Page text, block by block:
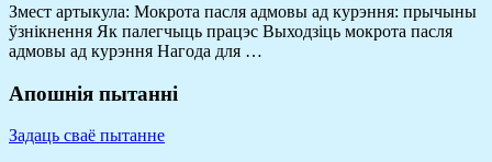
Змест артыкула: Мокрота пасля адмовы ад курэння: прычыны
ўзнікнення Як палегчыць працэс Выходзіць мокрота пасля
адмовы ад курэння Нагода для …
Апошнія пытанні
Задаць сваё пытанне